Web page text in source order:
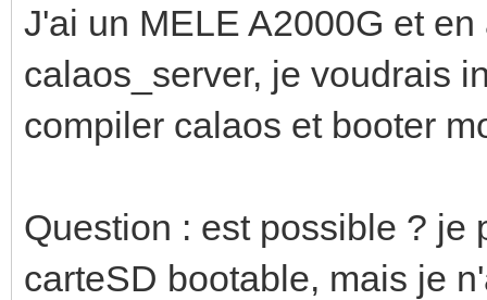
J'ai un MELE A2000G et
calaos_server, je voudrais
compiler calaos et booter
Question : est possible ? je
carteSD bootable, mais je